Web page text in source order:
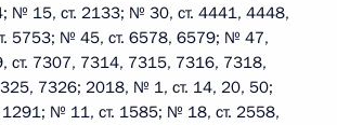
№ 15, ст. 2133; № 30, ст. 4441, 4448,
5753; № 45, ст. 6578, 6579; № 47,
ст. 7307, 7314, 7315, 7316, 7318,
7326; 2018, № 1, ст. 14, 20, 50;
№ 11, ст. 1585; № 18, ст. 2558,